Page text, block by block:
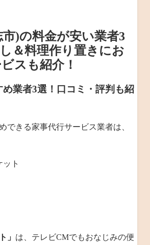
)の料金が安い業者3
＆料理作り置きにお
スも紹介！
業者3選！口コミ・評判も紹
できる家事代行サービス業者は、
ット
」 は、テレビCMでもおなじみの便